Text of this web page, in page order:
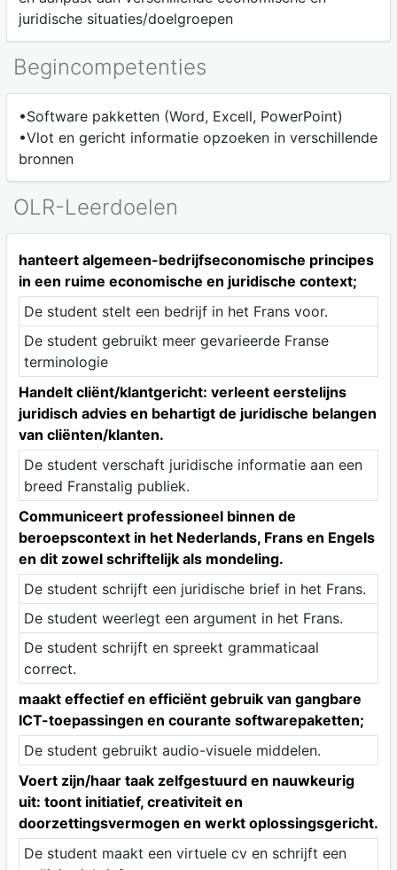
juridische situaties/doelgroepen
Begincompetenties
•Software pakketten (Word, Excell, PowerPoint)
•Vlot en gericht informatie opzoeken in verschillende
bronnen
OLR-Leerdoelen
hanteert algemeen-bedrijfseconomische principes
in een ruime economische en juridische context;
De student stelt een bedrijf in het Frans voor.
De student gebruikt meer gevarieerde Franse
terminologie
Handelt cliënt/klantgericht: verleent eerstelijns
juridisch advies en behartigt de juridische belangen
van cliënten/klanten.
De student verschaft juridische informatie aan een
breed Franstalig publiek.
Communiceert professioneel binnen de
beroepscontext in het Nederlands, Frans en Engels
en dit zowel schriftelijk als mondeling.
De student schrijft een juridische brief in het Frans.
De student weerlegt een argument in het Frans.
De student schrijft en spreekt grammaticaal
correct.
maakt effectief en efficiënt gebruik van gangbare
ICT-toepassingen en courante softwarepaketten;
De student gebruikt audio-visuele middelen.
Voert zijn/haar taak zelfgestuurd en nauwkeurig
uit: toont initiatief, creativiteit en
doorzettingsvermogen en werkt oplossingsgericht.
De student maakt een virtuele cv en schrijft een